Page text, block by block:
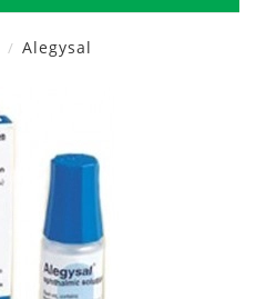
See
Alegysal